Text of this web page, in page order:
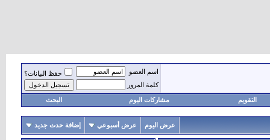
اسم العضو
حفظ البيانات؟
كلمة المرور
التقويم مشاركات اليوم البحث
عرض اليوم عرض أسبوعي إضافة حدث جديد